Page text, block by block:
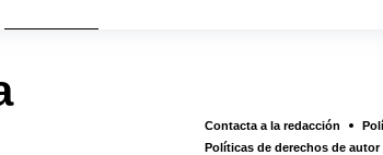
Contacta a la redacción
Políticas de derechos de autor